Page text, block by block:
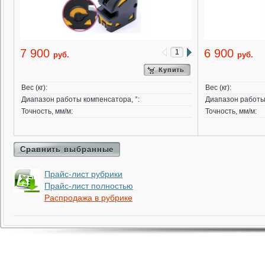
7 900 руб.
Купить
Вес (кг):
Диапазон работы компенсатора, °:
Точность, мм/м:
6 900 руб.
Вес (кг):
Диапазон
Точность, мм/м:
Сравнить выбранные
Прайс-лист рубрики
Прайс-лист полностью
Распродажа в рубрике